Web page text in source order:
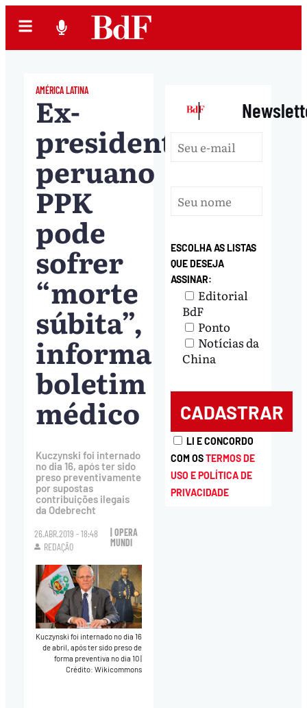
AMÉRICA LATINA
Ex-
presidente
peruano
PPK
pode
sofrer
“morte
súbita”,
informa
boletim
médico
Kuczynski foi internado
no dia 16, após ter sido
preso preventivamente
por supostas
contribuições ilegais
da Odebrecht
26.ABR.2019 - 18:48
REDAÇÃO
| OPERA
MUNDI
Kuczynski foi internado no dia 16
de abril, após ter sido preso de
forma preventiva no dia 10|
Crédito: Wikicommons
|
ESCOLHA AS LISTAS
QUE DESEJA
ASSINAR:
Editorial
BdF
Ponto
Notícias da
China
LI E CONCORDO
COM OSTERMOS DE
USO E POLÍTICA DE
PRIVACIDADE